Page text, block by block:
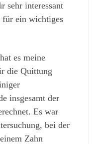
sehr interessant
ein wichtiges
es meine
die Quittung
insgesamt der
Es war
bei der
Zahn